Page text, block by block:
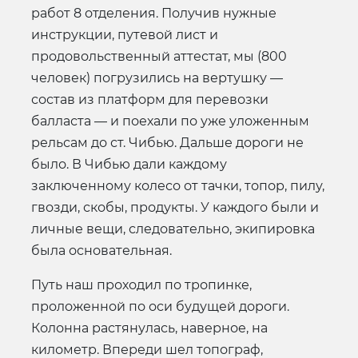
работ 8 отделения. Получив нужные
инструкции, путевой лист и
продовольственный аттестат, мы (800
человек) погрузились на вертушку —
состав из платформ для перевозки
балласта — и поехали по уже уложенным
рельсам до ст. Чибью. Дальше дороги не
было. В Чибью дали каждому
заключенному колесо от тачки, топор, пилу,
гвозди, скобы, продукты. У каждого были и
личные вещи, следовательно, экипировка
была основательная.
Путь наш проходил по тропинке,
проложенной по оси будущей дороги.
Колонна растянулась, наверное, на
километр. Впереди шел топограф,